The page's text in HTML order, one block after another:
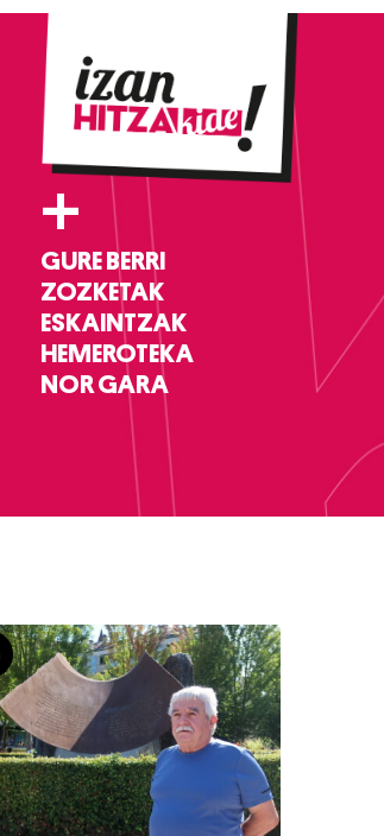
+
GURE BERRI
ZOZKETAK
ESKAINTZAK
HEMEROTEKA
NOR GARA